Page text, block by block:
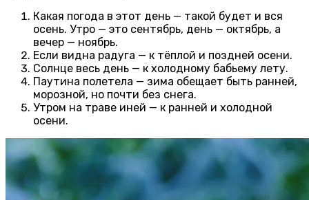
Какая погода в этот день — такой будет и вся
осень. Утро — это сентябрь, день — октябрь, а
вечер — ноябрь.
Если видна радуга — к тёплой и поздней осени.
Солнце весь день — к холодному бабьему лету.
Паутина полетела — зима обещает быть ранней,
морозной, но почти без снега.
Утром на траве иней — к ранней и холодной
осени.